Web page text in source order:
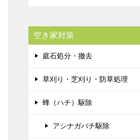
空き家対策
庭石処分・撤去
草刈り・芝刈り・防草処理
蜂（ハチ）駆除
アシナガバチ駆除